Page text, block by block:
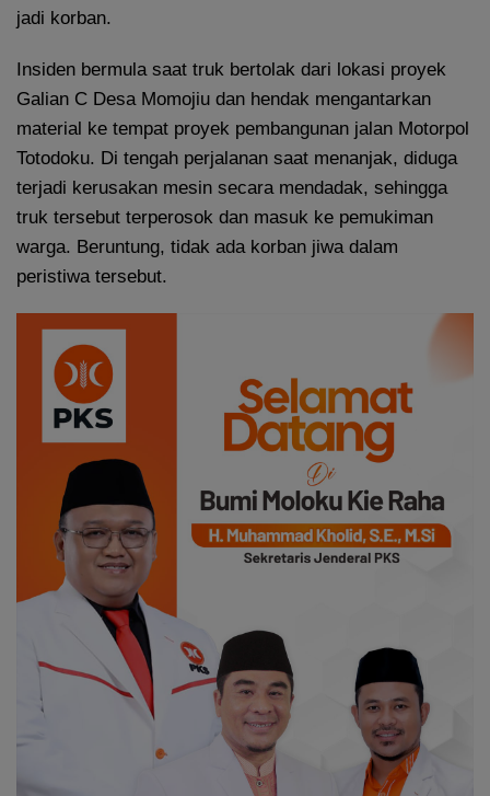
jadi korban.
Insiden bermula saat truk bertolak dari lokasi proyek
Galian C Desa Momojiu dan hendak mengantarkan
material ke tempat proyek pembangunan jalan Motorpol
Totodoku. Di tengah perjalanan saat menanjak, diduga
terjadi kerusakan mesin secara mendadak, sehingga
truk tersebut terperosok dan masuk ke pemukiman
warga. Beruntung, tidak ada korban jiwa dalam
peristiwa tersebut.